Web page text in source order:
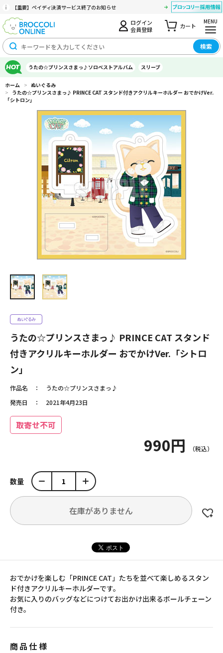
【重要】ペイディ決済サービス終了のお知らせ
ログイン
会員登録
カート
MENU
検索
うたの☆プリンスさまっ♪ソロベストアルバム スリーブ
ホーム > ぬいぐるみ
> うたの☆プリンスさまっ♪ PRINCE CAT スタンド付きアクリルキーホルダー おでかけVer.
「シトロン」
うたの☆プリンスさまっ♪ PRINCE CAT スタンド
付きアクリルキーホルダー おでかけVer.「シトロ
ン」
作品名
うたの☆プリンスさまっ♪
発売日
2021年4月23日
取寄せ不可
990円
数量
在庫がありません
おでかけを楽しむ「PRINCE CAT」たちを並べて楽しめるスタン
ド付きアクリルキーホルダーです。
お気に入りのバッグなどにつけてお出かけ出来るボールチェーン
付き。
商品仕様